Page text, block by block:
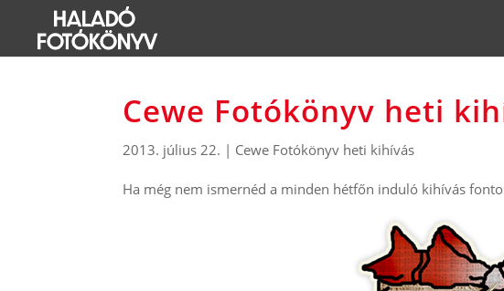
Cewe Fotókönyv heti
2013. július 22. | Cewe Fotókönyv heti kihívás
Ha még nem ismernéd a minden hétfőn induló kihívás